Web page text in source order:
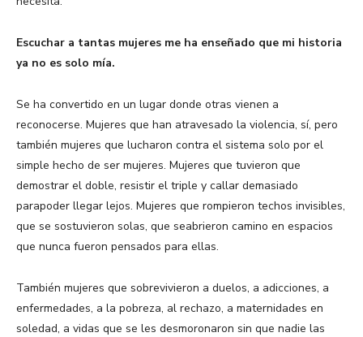
Escuchar a tantas mujeres me ha enseñado que mi historia
ya no es solo mía.
Se ha convertido en un lugar donde otras vienen a
reconocerse. Mujeres que han atravesado la violencia, sí, pero
también mujeres que lucharon contra el sistema solo por el
simple hecho de ser mujeres. Mujeres que tuvieron que
demostrar el doble, resistir el triple y callar demasiado
parapoder llegar lejos. Mujeres que rompieron techos invisibles,
que se sostuvieron solas, que seabrieron camino en espacios
que nunca fueron pensados para ellas.
También mujeres que sobrevivieron a duelos, a adicciones, a
enfermedades, a la pobreza, al rechazo, a maternidades en
soledad, a vidas que se les desmoronaron sin que nadie las